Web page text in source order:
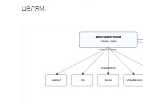
целям.
Демографическая
сегментация
Показатели
Возраст Пол Доход Образование
Возраст, пол, доход...